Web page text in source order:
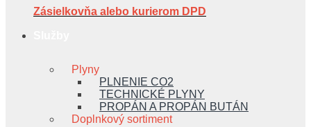
Plyny
PLNENIE CO2
TECHNICKÉ PLYNY
PROPÁN A PROPÁN BUTÁN
Doplnkový sortiment
Zásielkovňa alebo kurierom DPD